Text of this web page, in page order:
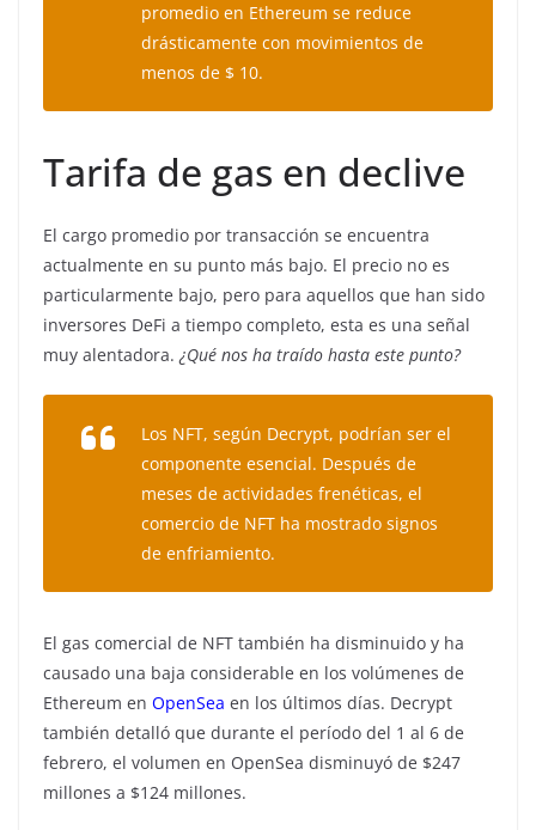
promedio en Ethereum se reduce
drásticamente con movimientos de
menos de $ 10.
Tarifa de gas en declive
El cargo promedio por transacción se encuentra
actualmente en su punto más bajo. El precio no es
particularmente bajo, pero para aquellos que han sido
inversores DeFi a tiempo completo, esta es una señal
muy alentadora. ¿Qué nos ha traído hasta este punto?
Los NFT, según Decrypt, podrían ser el
componente esencial. Después de
meses de actividades frenéticas, el
comercio de NFT ha mostrado signos
de enfriamiento.
El gas comercial de NFT también ha disminuido y ha
causado una baja considerable en los volúmenes de
Ethereum en OpenSea en los últimos días. Decrypt
también detalló que durante el período del 1 al 6 de
febrero, el volumen en OpenSea disminuyó de $247
millones a $124 millones.